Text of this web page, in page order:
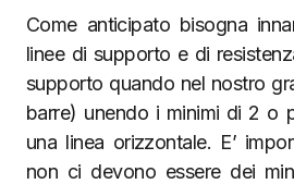
Come anticipato bisogna
linee di supporto e di
supporto quando nel nostro
barre) unendo i minimi di 2 o
una linea orizzontale. E’
non ci devono essere dei